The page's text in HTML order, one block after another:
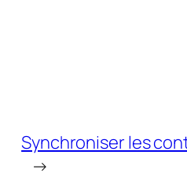
Synchroniser les
→